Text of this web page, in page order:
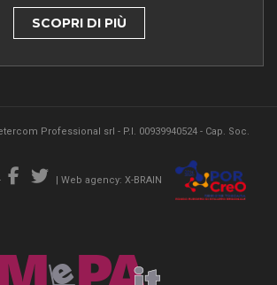
SCOPRI DI PIÙ
Professional srl - P.I. 00939940524 - Cap. Soc.
| Web agency: X-BRAIN